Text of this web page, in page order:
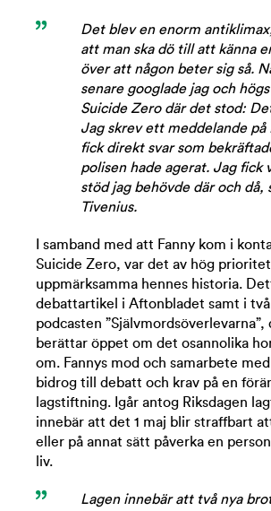
Det blev en enorm
att man ska dö till att känna
över att någon beter sig så.
senare googlade jag och
Suicide Zero där det stod:
Jag skrev ett meddelande på
fick direkt svar som
polisen hade agerat. Jag fick
stöd jag behövde där och då,
Tivenius.
I samband med att Fanny kom i
Suicide Zero, var det av hög
uppmärksamma hennes historia.
debattartikel i Aftonbladet samt i
podcasten ”Självmordsöverlevarna”,
berättar öppet om det osannolika
om. Fannys mod och samarbete
bidrog till debatt och krav på en
lagstiftning. Igår antog Riksdagen
innebär att det 1 maj blir straffbart
eller på annat sätt påverka en
liv.
Lagen innebär att två nya